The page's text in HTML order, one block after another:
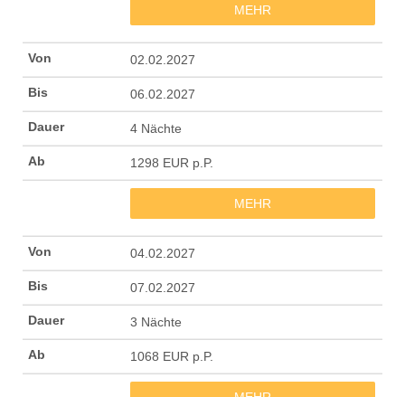
MEHR
02.02.2027
06.02.2027
4 Nächte
1298 EUR p.P.
MEHR
04.02.2027
07.02.2027
3 Nächte
1068 EUR p.P.